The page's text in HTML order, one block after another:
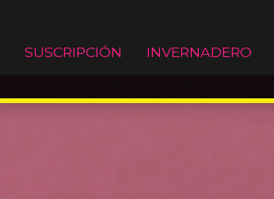
SUSCRIPCIÓN INVERNADERO